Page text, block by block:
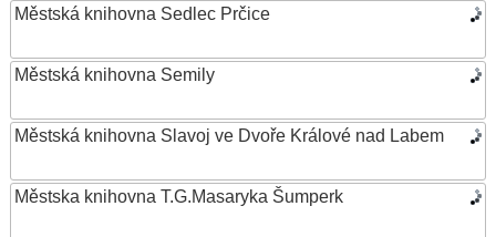
Městská knihovna Sedlec Prčice
Městská knihovna Semily
Městská knihovna Slavoj ve Dvoře Králové nad Labem
Městska knihovna T.G.Masaryka Šumperk